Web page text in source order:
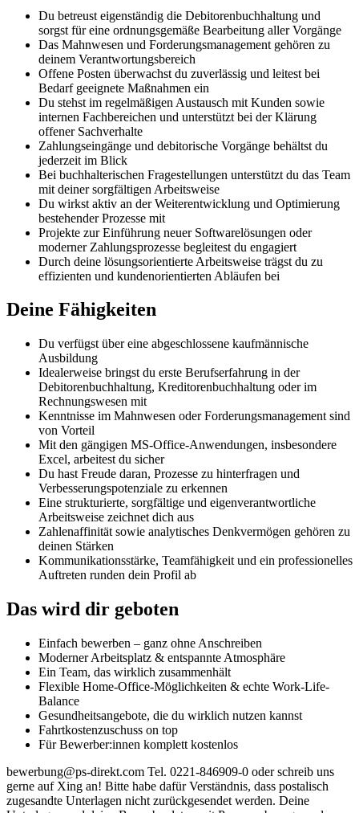
Du betreust eigenständig die Debitorenbuchhaltung und
sorgst für eine ordnungsgemäße Bearbeitung aller Vorgänge
Das Mahnwesen und Forderungsmanagement gehören zu
deinem Verantwortungsbereich
Offene Posten überwachst du zuverlässig und leitest bei
Bedarf geeignete Maßnahmen ein
Du stehst im regelmäßigen Austausch mit Kunden sowie
internen Fachbereichen und unterstützt bei der Klärung
offener Sachverhalte
Zahlungseingänge und debitorische Vorgänge behältst du
jederzeit im Blick
Bei buchhalterischen Fragestellungen unterstützt du das Team
mit deiner sorgfältigen Arbeitsweise
Du wirkst aktiv an der Weiterentwicklung und Optimierung
bestehender Prozesse mit
Projekte zur Einführung neuer Softwarelösungen oder
moderner Zahlungsprozesse begleitest du engagiert
Durch deine lösungsorientierte Arbeitsweise trägst du zu
effizienten und kundenorientierten Abläufen bei
Deine Fähigkeiten
Du verfügst über eine abgeschlossene kaufmännische
Ausbildung
Idealerweise bringst du erste Berufserfahrung in der
Debitorenbuchhaltung, Kreditorenbuchhaltung oder im
Rechnungswesen mit
Kenntnisse im Mahnwesen oder Forderungsmanagement sind
von Vorteil
Mit den gängigen MS-Office-Anwendungen, insbesondere
Excel, arbeitest du sicher
Du hast Freude daran, Prozesse zu hinterfragen und
Verbesserungspotenziale zu erkennen
Eine strukturierte, sorgfältige und eigenverantwortliche
Arbeitsweise zeichnet dich aus
Zahlenaffinität sowie analytisches Denkvermögen gehören zu
deinen Stärken
Kommunikationsstärke, Teamfähigkeit und ein professionelles
Auftreten runden dein Profil ab
Das wird dir geboten
Einfach bewerben – ganz ohne Anschreiben
Moderner Arbeitsplatz & entspannte Atmosphäre
Ein Team, das wirklich zusammenhält
Flexible Home-Office-Möglichkeiten & echte Work-Life-
Balance
Gesundheitsangebote, die du wirklich nutzen kannst
Fahrtkostenzuschuss on top
Für Bewerber:innen komplett kostenlos
bewerbung@ps-direkt.com Tel. 0221-846909-0 oder schreib uns
gerne auf Xing an! Bitte habe dafür Verständnis, dass postalisch
zugesandte Unterlagen nicht zurückgesendet werden. Deine